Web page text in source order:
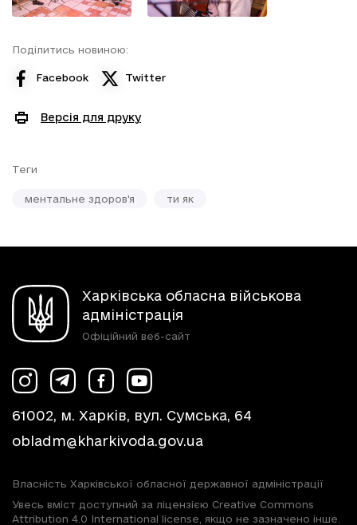
Поділитись новиною:
Facebook Twitter
Версія для друку
Теги
ментальне здоров'я ти як
Харківська обласна військова
адміністрація
Офіційний веб-сайт
61002, м. Харків, вул. Сумська, 64
obladm@kharkivoda.gov.ua
Власність Харківської обласної державної адміністрації
Увесь вміст доступний за ліцензією Creative Commons
Attribution 4.0 International license, якщо не зазначено інше.